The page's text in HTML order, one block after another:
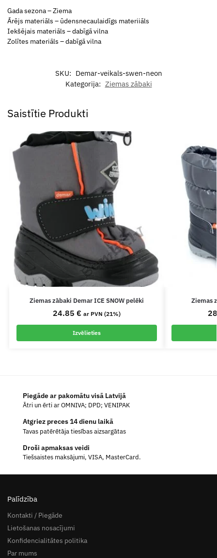
Gada sezona – Ziema
Ārējs materiāls – ūdensnecaulaidīgs materiiāls
Iekšējais materiāls – dabīgā vilna
Zolītes materiāls – dabīgā vilna
SKU: Demar-veikals-swen-neon
Kategorija: Ziemas zābaki
Saistītie Produkti
Ziemas zābaki Demar ICE SNOW pelēki
24.85 € ar PVN (21%)
Izvēlieties
Ziemas
Piegāde ar pakomātu visā Latvijā
Ātri un ērti ar OMNIVA; DPD; VENIPAK
Atgriez preces 14 dienu laikā
Tavas patērētāja tiesības aizsargātas
Droši apmaksas veidi
Tiešsaistes maksājumi, VISA, MasterCard.
Palīdzība
Kontakti / Piegāde
Lietošanas nosacījumi
Konfidencialitātes politika
Par mums